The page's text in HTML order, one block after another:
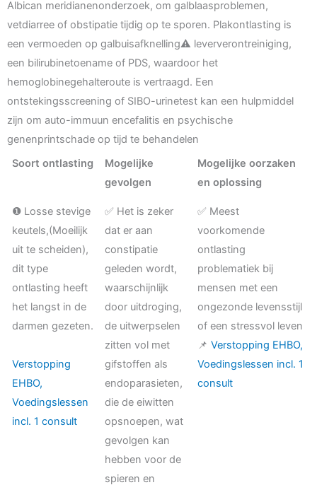
Albican meridianenonderzoek, om galblaasproblemen,
vetdiarree of obstipatie tijdig op te sporen. Plakontlasting is
een vermoeden op galbuisafknelling⚠️ leververontreiniging,
een bilirubinetoename of PDS, waardoor het
hemoglobinegehalteroute is vertraagd. Een
ontstekingsscreening of SIBO-urinetest kan een hulpmiddel
zijn om auto-immuun encefalitis en psychische
genenprintschade op tijd te behandelen
Soort ontlasting
Mogelijke
gevolgen
Mogelijke oorzaken
en oplossing
❶ Losse stevige
keutels,(Moeilijk
uit te scheiden),
dit type
ontlasting heeft
het langst in de
darmen gezeten.
Verstopping
EHBO,
Voedingslessen
incl. 1 consult
✅ Het is zeker
dat er aan
constipatie
geleden wordt,
waarschijnlijk
door uitdroging,
de uitwerpselen
zitten vol met
gifstoffen als
endoparasieten,
die de eiwitten
opsnoepen, wat
gevolgen kan
hebben voor de
spieren en
✅ Meest
voorkomende
ontlasting
problematiek bij
mensen met een
ongezonde levensstijl
of een stressvol leven
📌Verstopping EHBO,
Voedingslessen incl. 1
consult